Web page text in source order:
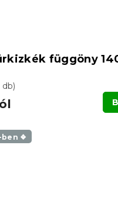
függöny
db)
ben ❖